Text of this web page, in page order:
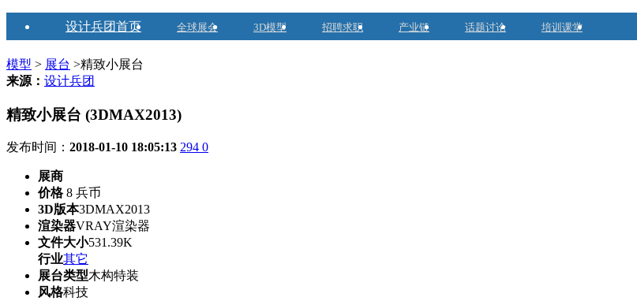
设计兵团首页 全球展会 3D模型 招聘求职 产业链 话题讨论 培训课堂
模型 > 展台 >精致小展台
来源： 设计兵团
精致小展台 (3DMAX2013)
发布时间： 2018-01-10 18:05:13 294 0
展商
价格8 兵币
3D版本3DMAX2013
渲染器VRAY渲染器
文件大小531.39K
行业其它
展台类型木构特装
风格科技